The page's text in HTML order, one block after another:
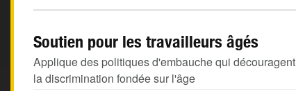
Soutien pour les travailleurs âgés
Applique des politiques d'embauche qui découragent
la discrimination fondée sur l'âge